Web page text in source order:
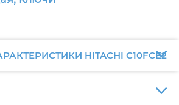
HITACHI C10FCE2